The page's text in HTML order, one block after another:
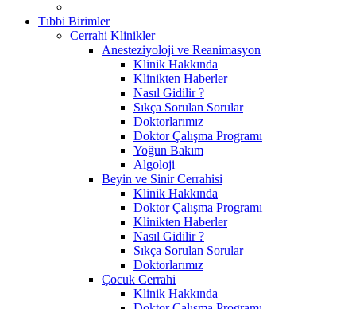
Tıbbi Birimler
Cerrahi Klinikler
Anesteziyoloji ve Reanimasyon
Klinik Hakkında
Klinikten Haberler
Nasıl Gidilir ?
Sıkça Sorulan Sorular
Doktorlarımız
Doktor Çalışma Programı
Yoğun Bakım
Algoloji
Beyin ve Sinir Cerrahisi
Klinik Hakkında
Doktor Çalışma Programı
Klinikten Haberler
Nasıl Gidilir ?
Sıkça Sorulan Sorular
Doktorlarımız
Çocuk Cerrahi
Klinik Hakkında